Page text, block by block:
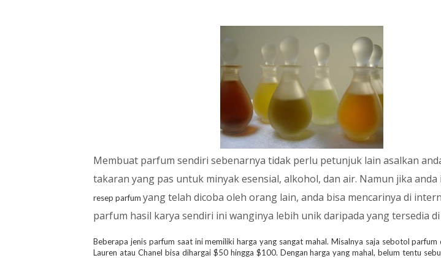
Membuat parfum sendiri sebenarnya tidak perlu petunjuk lain asalkan
takaran yang pas untuk minyak esensial, alkohol, dan air. Namun jika anda
resep parfum yang telah dicoba oleh orang lain, anda bisa mencarinya di
parfum hasil karya sendiri ini wanginya lebih unik daripada yang tersedia di
Beberapa jenis parfum saat ini memiliki harga yang sangat mahal. Misalnya saja sebotol parfum
Lauren atau Chanel bisa dihargai $50 hingga $100. Dengan harga yang mahal, belum tentu